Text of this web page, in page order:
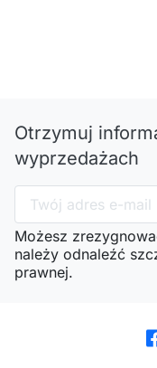
Otrzymuj
wyprzedażach
Możesz
należy odnaleźć
prawnej.